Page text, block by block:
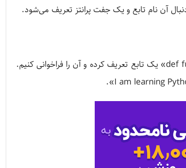
اجازه دهید با استفاده از دستور «:()def func1» یک تابع تعریف کرده و آن را فراخوانی کنیم.